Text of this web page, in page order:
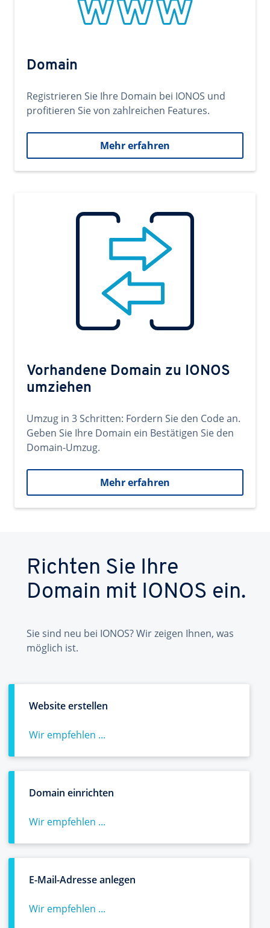
Domain
Registrieren Sie Ihre Domain bei IONOS und
profitieren Sie von zahlreichen Features.
Mehr erfahren
Vorhandene Domain zu IONOS
umziehen
Umzug in 3 Schritten: Fordern Sie den Code an.
Geben Sie Ihre Domain ein Bestätigen Sie den
Domain-Umzug.
Mehr erfahren
Richten Sie Ihre
Domain mit IONOS ein.
Sie sind neu bei IONOS? Wir zeigen Ihnen, was
möglich ist.
Website erstellen
Wir empfehlen ...
Domain einrichten
Wir empfehlen ...
E-Mail-Adresse anlegen
Wir empfehlen ...